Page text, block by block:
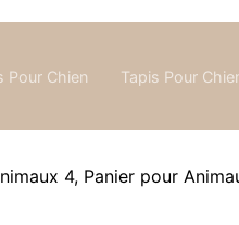
Pour Chien Tapis Pour
4, Panier pour